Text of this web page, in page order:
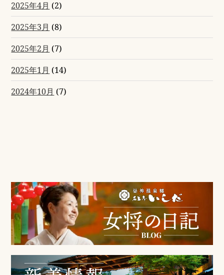
2025年4月 (2)
2025年3月 (8)
2025年2月 (7)
2025年1月 (14)
2024年10月 (7)